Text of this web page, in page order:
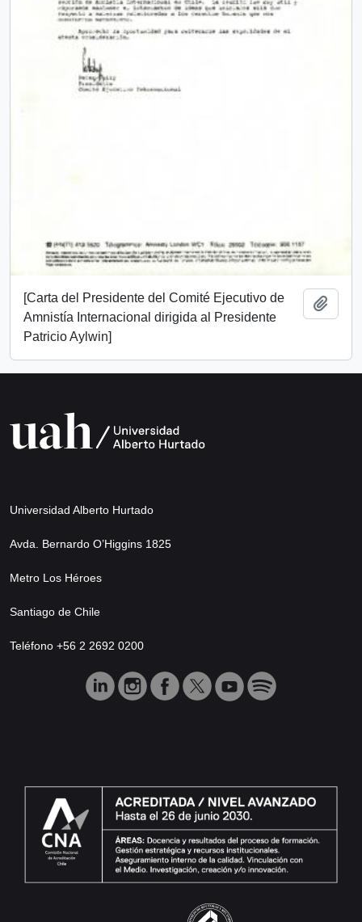
[Carta del Presidente del Comité Ejecutivo de
Amnistía Internacional dirigida al Presidente
Patricio Aylwin]
Universidad Alberto Hurtado
Avda. Bernardo O’Higgins 1825
Metro Los Héroes
Santiago de Chile
Teléfono +56 2 2692 0200